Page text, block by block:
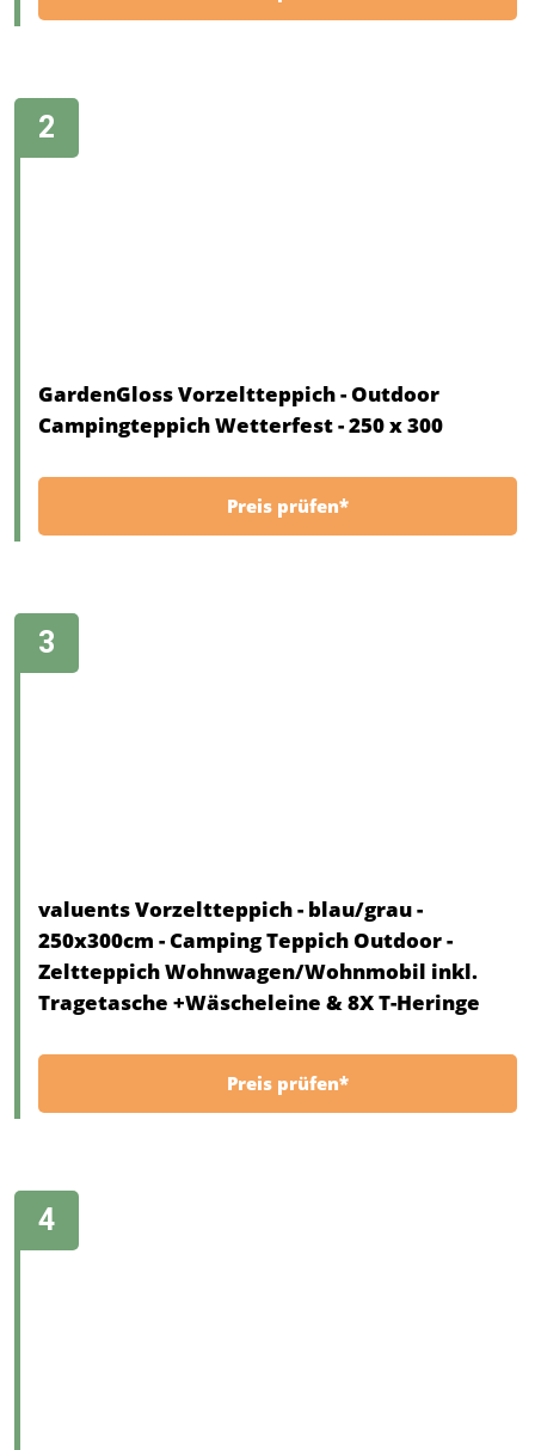
GardenGloss Vorzeltteppich - Outdoor
Campingteppich Wetterfest - 250 x 300
Preis prüfen*
valuents Vorzeltteppich - blau/grau -
250x300cm - Camping Teppich Outdoor -
Zeltteppich Wohnwagen/Wohnmobil inkl.
Tragetasche +Wäscheleine & 8X T-Heringe
Preis prüfen*